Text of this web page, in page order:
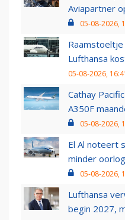
Aviapartner
05-08-2026,
Raamstoeltje
Lufthansa
05-08-2026,
Cathay
A350F
05-08-2026,
El Al noteert
minder
05-08-2026,
Lufthansa
begin 2027,